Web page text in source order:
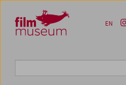
Zum Inhalt
Zum Hauptmenü
Zur Servicenavigation
Zum Suche
EN